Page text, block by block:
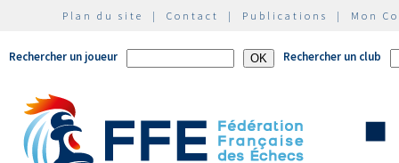
Plan du site | Contact | Publications | Mon
Rechercher un joueur Rechercher un club